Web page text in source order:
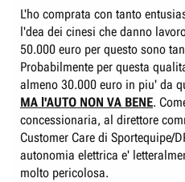
c
u
s
s
i
o
n
e
o
L'ho comprata con tanto
l'dea dei cinesi che danno
50.000 euro per questo sono
Probabilmente per questa
almeno 30.000 euro in piu' da
MA l'AUTO NON VA BENE.
concessionaria, al direttore
Customer Care di Sportequipe/
autonomia elettrica e'
molto pericolosa.